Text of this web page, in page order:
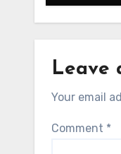
Leave
Your email
Comment *